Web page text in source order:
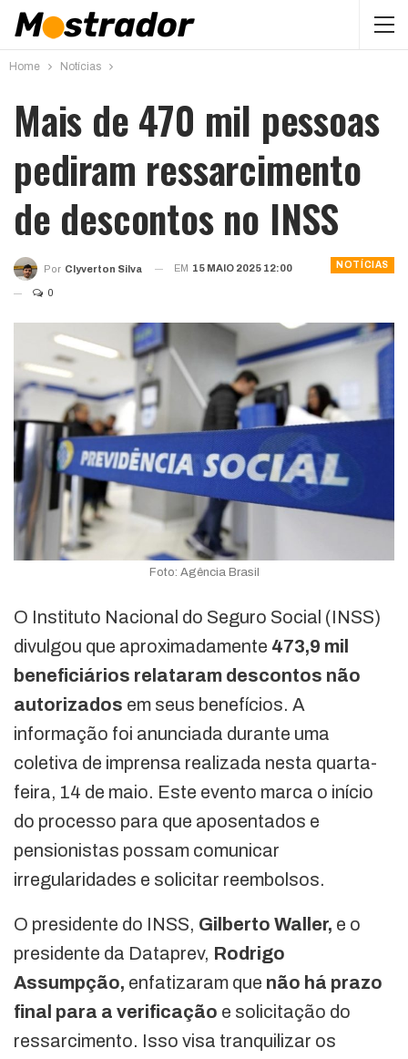
Home Notícias
Mais de 470 mil pessoas
pediram ressarcimento
de descontos no INSS
NOTÍCIAS
Por Clyverton Silva EM 15 MAIO 2025 12:00
0
Foto: Agência Brasil
O Instituto Nacional do Seguro Social (INSS)
divulgou que aproximadamente 473,9 mil
beneficiários relataram descontos não
autorizados em seus benefícios. A
informação foi anunciada durante uma
coletiva de imprensa realizada nesta quarta-
feira, 14 de maio. Este evento marca o início
do processo para que aposentados e
pensionistas possam comunicar
irregularidades e solicitar reembolsos.
O presidente do INSS, Gilberto Waller, e o
presidente da Dataprev, Rodrigo
Assumpção, enfatizaram que não há prazo
final para a verificação e solicitação do
ressarcimento. Isso visa tranquilizar os